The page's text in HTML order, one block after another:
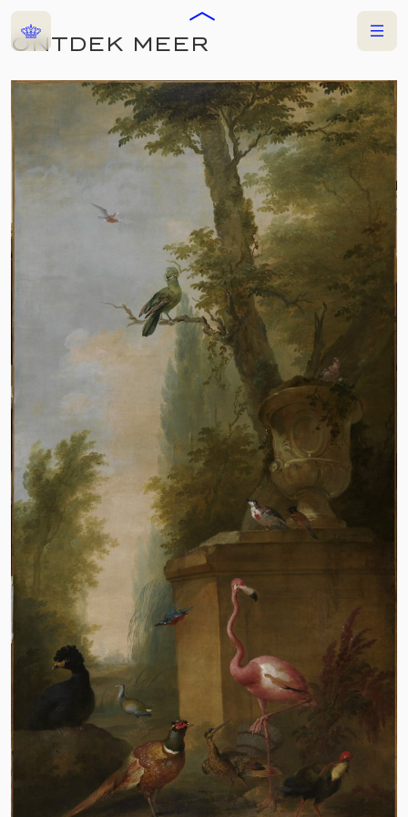
Home Menu
TENTOONSTELLING
VORSTELIJKE
VOGELS
13 NOVEMBER 2025
—
15 NOVEMBER 2026
DORDRECHTS MUSEUM
Deze winter toont het Dordrechts
Museum in aanvullling op de werken uit
eigen collectie twee monumentale
behangsels van Aert Schouman uit de
collectie van de Koninklijke
Verzamelingen samen met een schilderij
van Melchior d’Hondecoeter uit de
collectie van Museum Arnhem.
ONTDEK MEER